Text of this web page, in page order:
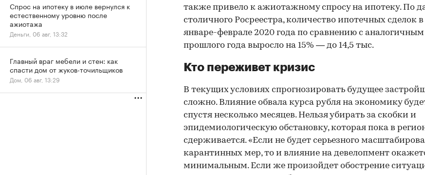
также привело к ажиотажному спросу на ипотеку. По
столичного Росреестра, количество ипотечных сделок
январе-феврале 2020 года по сравнению с
прошлого года выросло на 15% — до 14,5 тыс.
Кто переживет кризис
В текущих условиях спрогнозировать будущее
сложно. Влияние обвала курса рубля на экономику
спустя несколько месяцев. Нельзя убирать за скобки и
эпидемиологическую обстановку, которая пока в
сдерживается. «Если не будет серьезного
карантинных мер, то и влияние на девелопмент
минимальным. Если же произойдет обострение
Спрос на ипотеку в июле вернулся к
естественному уровню после
ажиотажа
Деньги, 06 авг, 13:32
Главный враг мебели и стен: как
спасти дом от жуков-точильщиков
Дом, 06 авг, 13:29